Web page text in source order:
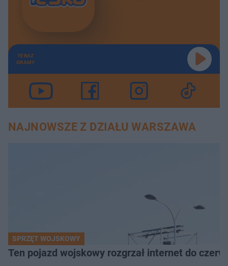
TERAZ
GRAMY
NAJNOWSZE Z DZIAŁU WARSZAWA
SPRZĘT WOJSKOWY
Ten pojazd wojskowy rozgrzał internet do